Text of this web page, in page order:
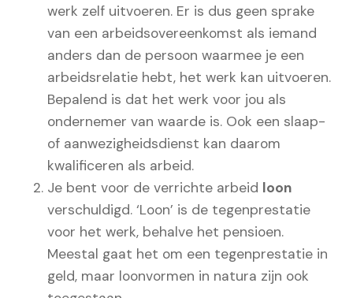
werk zelf uitvoeren. Er is dus geen sprake
van een arbeidsovereenkomst als iemand
anders dan de persoon waarmee je een
arbeidsrelatie hebt, het werk kan uitvoeren.
Bepalend is dat het werk voor jou als
ondernemer van waarde is. Ook een slaap-
of aanwezigheidsdienst kan daarom
kwalificeren als arbeid.
Je bent voor de verrichte arbeid loon
verschuldigd. ‘Loon’ is de tegenprestatie
voor het werk, behalve het pensioen.
Meestal gaat het om een tegenprestatie in
geld, maar loonvormen in natura zijn ook